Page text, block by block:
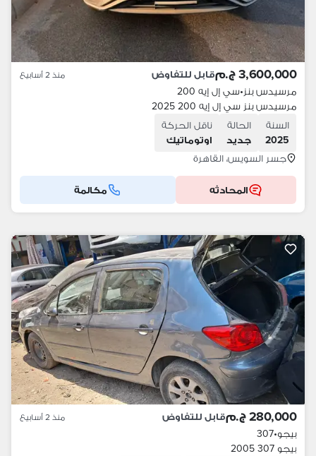
3,600,000 ج.م قابل للتفاوض منذ 2 أسابيع
مرسيدس بنز•سي إل إيه 200
مرسيدس بنز سي إل إيه 200 2025
السنة
2025
الحالة
جديد
ناقل الحركة
اوتوماتيك
جسر السويس، القاهرة
المحادثه مكالمة
280,000 ج.م قابل للتفاوض منذ 2 أسابيع
بيجو•
307
بيجو 307 2005